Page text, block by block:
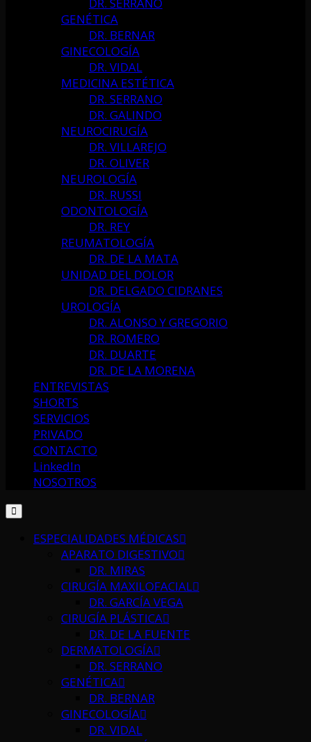
GENÉTICA
DR. BERNAR
GINECOLOGÍA
DR. VIDAL
MEDICINA ESTÉTICA
DR. SERRANO
DR. GALINDO
NEUROCIRUGÍA
DR. VILLAREJO
DR. OLIVER
NEUROLOGÍA
DR. RUSSI
ODONTOLOGÍA
DR. REY
REUMATOLOGÍA
DR. DE LA MATA
UNIDAD DEL DOLOR
DR. DELGADO CIDRANES
UROLOGÍA
DR. ALONSO Y GREGORIO
DR. ROMERO
DR. DUARTE
DR. DE LA MORENA
ENTREVISTAS
SHORTS
SERVICIOS
PRIVADO
CONTACTO
LinkedIn
NOSOTROS
ESPECIALIDADES MÉDICAS
APARATO DIGESTIVO
DR. MIRAS
CIRUGÍA MAXILOFACIAL
DR. GARCÍA VEGA
CIRUGÍA PLÁSTICA
DR. DE LA FUENTE
DERMATOLOGÍA
DR. SERRANO
GENÉTICA
DR. BERNAR
GINECOLOGÍA
DR. VIDAL